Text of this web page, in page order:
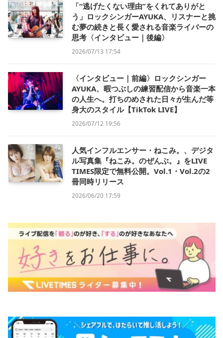
「“逃げたくない理由”をくれてありがと
う」ロックシンガーAYUKA、リスナーと挑
む夢の続きと長く愛される音楽ライバーの
思考〈インタビュー｜後編〉
2026/07/13 17:54
〈インタビュー｜前編〉ロックシンガー
AYUKA、暇つぶしの練習配信から音楽一本
の人生へ。打ちのめされた日々が生んだ等
身大のスタイル【TikTok LIVE】
2026/07/12 19:56
人気インフルエンサー・ねこみ。、デジタ
ル写真集『ねこみ。のぜんぶ。』をLIVE
TIMES限定で無料公開。Vol.1・Vol.2の2
冊同時リリース
2026/06/20 17:59